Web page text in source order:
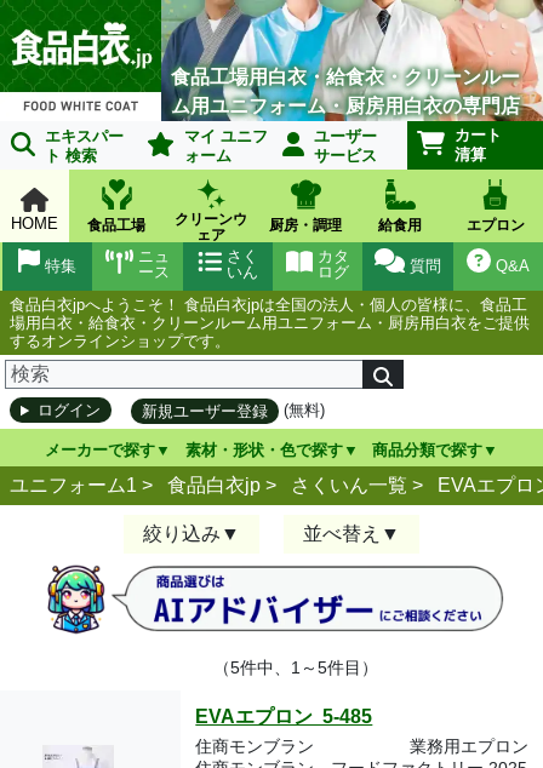
食品工場用白衣・給食衣・クリーンルー
ム用ユニフォーム・厨房用白衣の専門店
エキスパー
ト 検索
マイ ユニフ
ォーム
ユーザー
サービス
カート
清算
HOME 食品工場
クリーンウ
ェア
厨房・調理 給食用 エプロン
Q&A
質問
カタ
ログ
さく
いん
ニュ
ース
特集
食品白衣jpへようこそ！ 食品白衣jpは全国の法人・個人の皆様に、食品工
場用白衣・給食衣・クリーンルーム用ユニフォーム・厨房用白衣をご提供
するオンラインショップです。
ログイン 新規ユーザー登録 (無料)
メーカーで探す 素材・形状・色で探す 商品分類で探す
ユニフォーム1 > 食品白衣jp > さくいん一覧 > EVAエプロ
絞り込み 並べ替え
（5件中、1～5件目）
EVAエプロン 5-485
住商モンブラン
業務用エプロン